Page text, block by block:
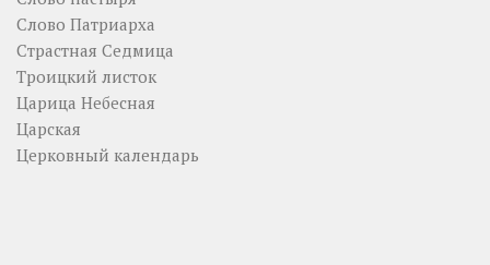
Слово Патриарха
Страстная Седмица
Троицкий листок
Царица Небесная
Царская
Церковный календарь